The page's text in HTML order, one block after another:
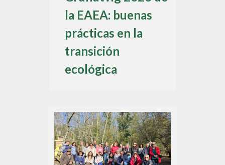
la EAEA: buenas
prácticas en la
transición
ecológica